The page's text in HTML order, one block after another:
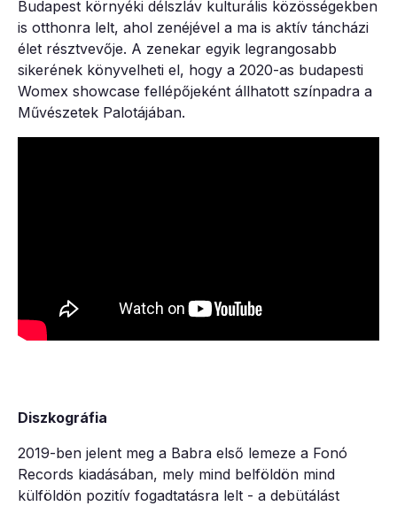
Budapest környéki délszláv kulturális közösségekben
is otthonra lelt, ahol zenéjével a ma is aktív táncházi
élet résztvevője. A zenekar egyik legrangosabb
sikerének könyvelheti el, hogy a 2020-as budapesti
Womex showcase fellépőjeként állhatott színpadra a
Művészetek Palotájában.
Diszkográfia
2019-ben jelent meg a Babra első lemeze a Fonó
Records kiadásában, mely mind belföldön mind
külföldön pozitív fogadtatásra lelt - a debütálást